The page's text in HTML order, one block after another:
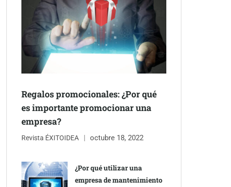
Regalos promocionales: ¿Por qué
es importante promocionar una
empresa?
Revista ÉXITOIDEA octubre 18, 2022
¿Por qué utilizar una
empresa de mantenimiento